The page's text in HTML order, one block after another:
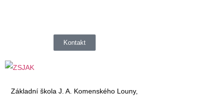
Kontakt
Základní škola J. A. Komenského Louny,